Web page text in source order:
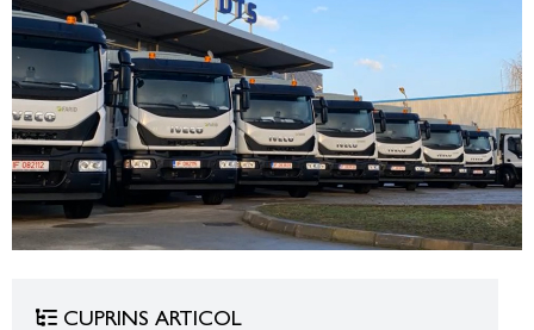
CUPRINS ARTICOL